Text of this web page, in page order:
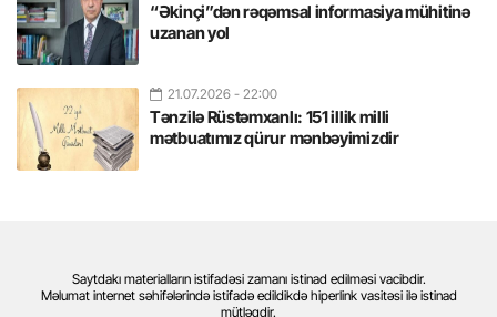
“Əkinçi”dən rəqəmsal informasiya mühitinə
uzanan yol
21.07.2026 - 22:00
Tənzilə Rüstəmxanlı: 151 illik milli
mətbuatımız qürur mənbəyimizdir
Saytdakı materialların istifadəsi zamanı istinad edilməsi vacibdir.
Məlumat internet səhifələrində istifadə edildikdə hiperlink vasitəsi ilə istinad
mütləqdir.